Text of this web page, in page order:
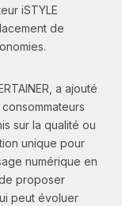
iSTYLE
de
a ajouté
sur la qualité ou
unique pour
numérique en
proposer
peut évoluer